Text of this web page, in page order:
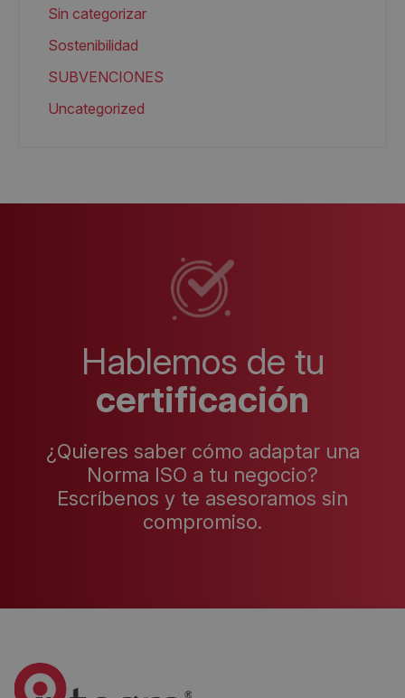
Sin categorizar
Sostenibilidad
SUBVENCIONES
Uncategorized
Hablemos de tu
certificación
¿Quieres saber cómo adaptar una
Norma ISO a tu negocio?
Escríbenos y te asesoramos sin
compromiso.